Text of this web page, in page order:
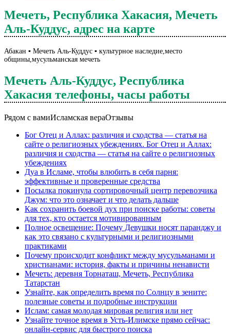
Мечеть, Республика Хакасия, Мечеть
Аль-Куддус, адрес на карте
Абакан ▪️ Мечеть Аль-Куддус ▪️ культурное наследие,место
общины,мусульманская мечеть
Мечеть Аль-Куддус, Республика
Хакасия телефоны, часы работы
Рядом с вамиИсламская вераОтзывы
Бог Отец и Аллах: различия и сходства — статья на
сайте о религиозных убеждениях. Бог Отец и Аллах:
различия и сходства — статья на сайте о религиозных
убеждениях
Дуа в Исламе, чтобы влюбить в себя парня:
эффективные и проверенные средства
Посылка покинула сортировочный центр перевозчика
Джум: что это означает и что делать дальше
Как сохранить боевой дух при поиске работы: советы
для тех, кто остается мотивированным
Полное освещение: Почему Девушки носят паранджу и
как это связано с культурными и религиозными
практиками
Почему происходит конфликт между мусульманами и
христианами: история, факты и причины ненависти
Мечеть: деревня Торнаташ, Мечеть, Республика
Татарстан
Узнайте, как определить время по Солнцу в зените:
полезные советы и подробные инструкции
Ислам: самая молодая мировая религия или нет
Узнайте точное время в Усть-Илимске прямо сейчас:
онлайн-сервис для быстрого поиска